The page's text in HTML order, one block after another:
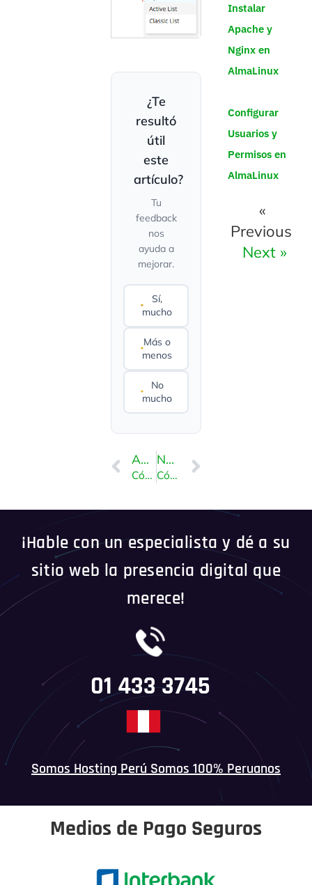
¿Te
resultó
útil
este
artículo?
Tu
feedback
nos
ayuda a
mejorar.
Sí,
mucho
Más o
menos
No
mucho
ANTERIOR
Cómo comprobar el uso del disco y del ancho de banda en Plesk
NEXT
Cómo crear tareas programadas en Plesk
Instalar
Apache y
Nginx en
AlmaLinux
Configurar
Usuarios y
Permisos en
AlmaLinux
«
Previous
Next »
¡Hable con un especialista y dé a su
sitio web la presencia digital que
merece!
01 433 3745
Somos Hosting Perú Somos 100% Peruanos
Medios de Pago Seguros